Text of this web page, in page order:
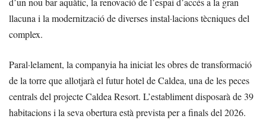
llacuna i la modernització de diverses instal·lacions tècniques del
complex.
Paral·lelament, la companyia ha iniciat les obres de transformació
de la torre que allotjarà el futur hotel de Caldea, una de les peces
centrals del projecte Caldea Resort. L’establiment disposarà de 39
habitacions i la seva obertura està prevista per a finals del 2026.